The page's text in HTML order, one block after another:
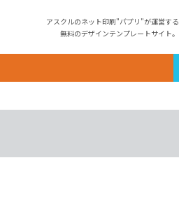
アスクルのネット印刷"パプリ"が運営する
無料のデザインテンプレートサイト。